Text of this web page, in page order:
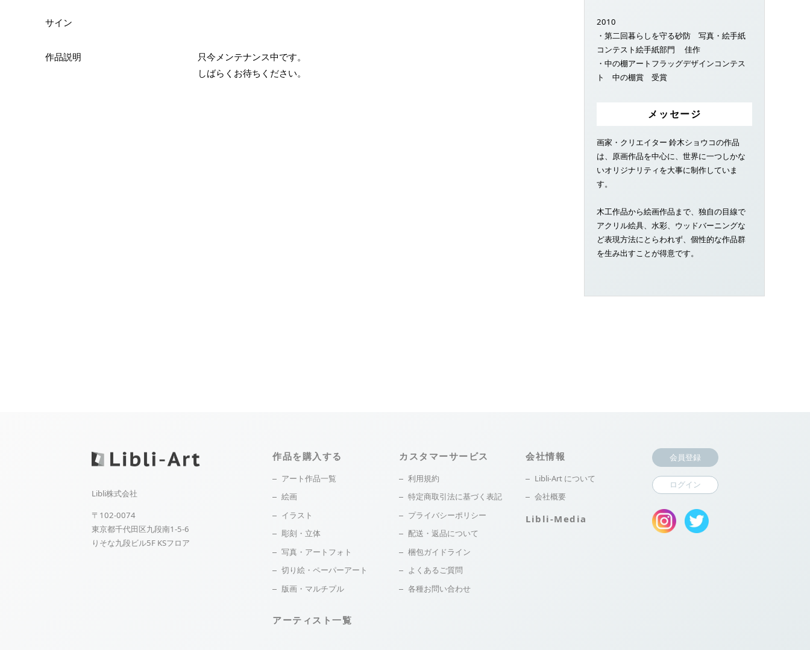
サイン
作品説明
只今メンテナンス中です。
しばらくお待ちください。
2010
・第二回暮らしを守る砂防 写真・絵手紙
コンテスト絵手紙部門 佳作
・中の棚アートフラッグデザインコンテス
ト 中の棚賞 受賞
メッセージ
画家・クリエイター 鈴木ショウコの作品
は、原画作品を中心に、世界に一つしかな
いオリジナリティを大事に制作していま
す。
木工作品から絵画作品まで、独自の目線で
アクリル絵具、水彩、ウッドバーニングな
ど表現方法にとらわれず、個性的な作品群
を生み出すことが得意です。
Libli株式会社
〒102-0074
東京都千代田区九段南1-5-6
りそな九段ビル5F KSフロア
作品を購入する
アート作品一覧
絵画
イラスト
彫刻・立体
写真・アートフォト
切り絵・ペーパーアート
版画・マルチプル
アーティスト一覧
カスタマーサービス
利用規約
特定商取引法に基づく表記
プライバシーポリシー
配送・返品について
梱包ガイドライン
よくあるご質問
各種お問い合わせ
会社情報
Libli-Art について
会社概要
Libli-Media
会員登録
ログイン